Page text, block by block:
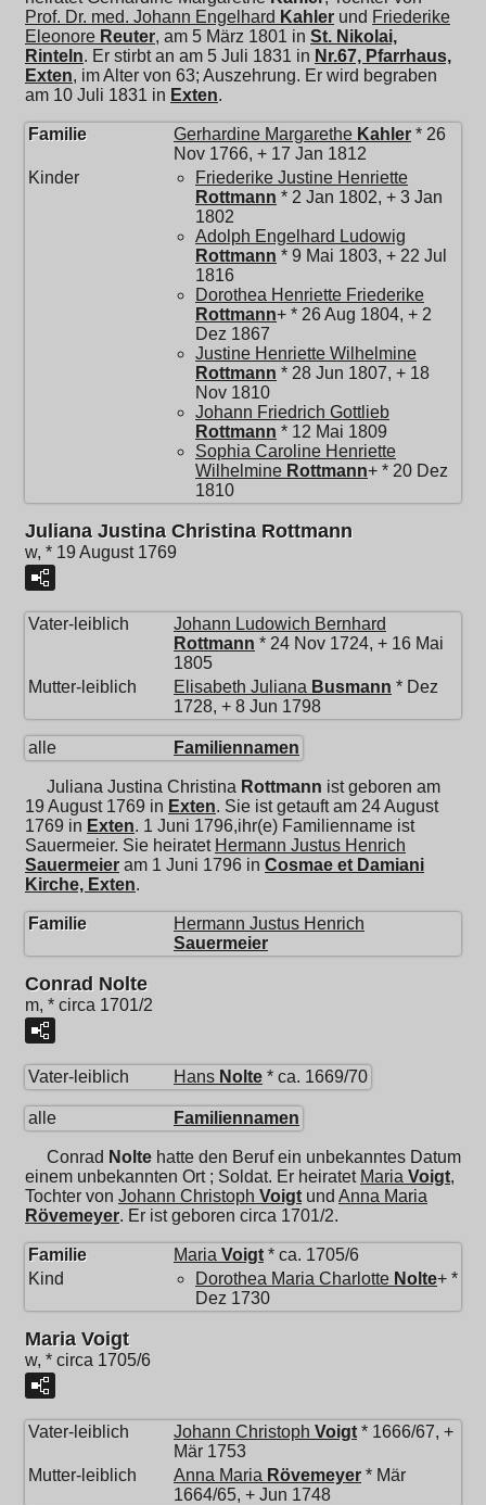
Prof. Dr. med. Johann Engelhard Kahler und Friederike
Eleonore Reuter, am 5 März 1801 in St. Nikolai,
Rinteln. Er stirbt an am 5 Juli 1831 in Nr.67, Pfarrhaus,
Exten, im Alter von 63; Auszehrung. Er wird begraben
am 10 Juli 1831 in Exten.
Familie Gerhardine Margarethe Kahler * 26
Nov 1766, + 17 Jan 1812
Kinder
Friederike Justine Henriette
Rottmann * 2 Jan 1802, + 3 Jan
1802
Adolph Engelhard Ludowig
Rottmann * 9 Mai 1803, + 22 Jul
1816
Dorothea Henriette Friederike
Rottmann+ * 26 Aug 1804, + 2
Dez 1867
Justine Henriette Wilhelmine
Rottmann * 28 Jun 1807, + 18
Nov 1810
Johann Friedrich Gottlieb
Rottmann * 12 Mai 1809
Sophia Caroline Henriette
Wilhelmine Rottmann+ * 20 Dez
1810
Juliana Justina Christina Rottmann
w, * 19 August 1769
Vater-leiblich
Johann Ludowich Bernhard
Rottmann * 24 Nov 1724, + 16 Mai
1805
Mutter-leiblich
Elisabeth Juliana Busmann * Dez
1728, + 8 Jun 1798
alle Familiennamen
Juliana Justina Christina Rottmann ist geboren am
19 August 1769 in Exten. Sie ist getauft am 24 August
1769 in Exten. 1 Juni 1796,ihr(e) Familienname ist
Sauermeier. Sie heiratet Hermann Justus Henrich
Sauermeier am 1 Juni 1796 in Cosmae et Damiani
Kirche, Exten.
Familie
Hermann Justus Henrich
Sauermeier
Conrad Nolte
m, * circa 1701/2
Vater-leiblich Hans Nolte * ca. 1669/70
alle Familiennamen
Conrad Nolte hatte den Beruf ein unbekanntes Datum
einem unbekannten Ort ; Soldat. Er heiratet Maria Voigt,
Tochter von Johann Christoph Voigt und Anna Maria
Rövemeyer. Er ist geboren circa 1701/2.
Familie Maria Voigt * ca. 1705/6
Kind
Dorothea Maria Charlotte Nolte+ *
Dez 1730
Maria Voigt
w, * circa 1705/6
Vater-leiblich Johann Christoph Voigt * 1666/67, +
Mär 1753
Mutter-leiblich
Anna Maria Rövemeyer * Mär
1664/65, + Jun 1748